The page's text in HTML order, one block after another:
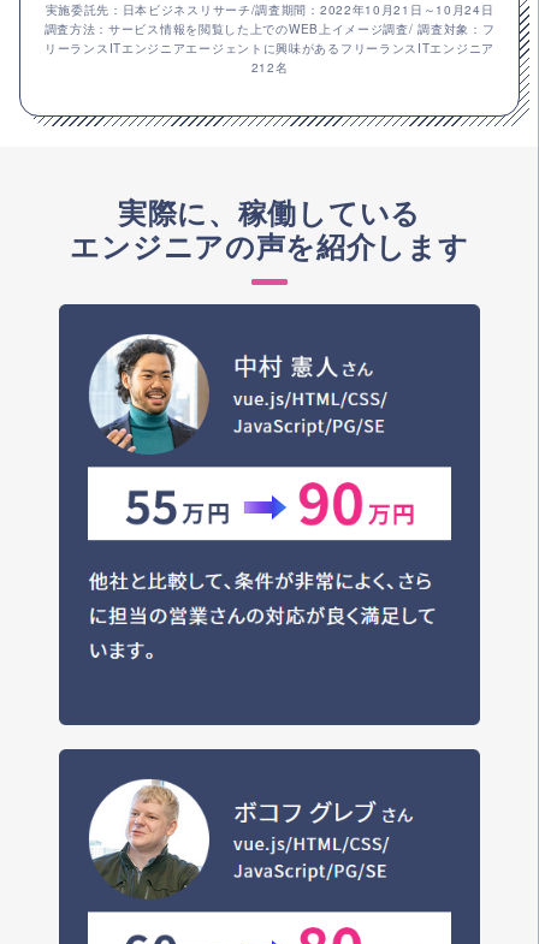
実施委託先：日本ビジネスリサーチ/調査期間：2022年10月21日～10月24日
調査方法：サービス情報を閲覧した上でのWEB上イメージ調査/ 調査対象：フ
リーランスITエンジニアエージェントに興味があるフリーランスITエンジニア
212名
実際に、稼働している
エンジニアの声を紹介します